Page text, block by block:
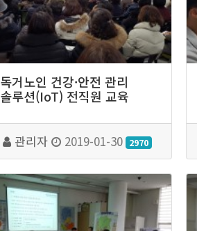
독거노인 건강·안전 관리
솔루션(IoT) 전직원 교육
관리자 2019-01-30 2970